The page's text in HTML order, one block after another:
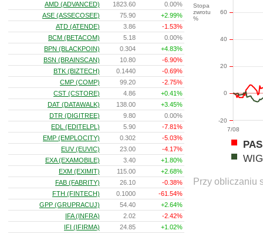
7/08
Stopa
zwrotu
%
-20
0
20
40
60
WIG
Przy obliczaniu
AMD (ADVANCED)
1823.60
0.00%
ASE (ASSECOSEE)
75.90
+2.99%
ATD (ATENDE)
3.86
-1.53%
BCM (BETACOM)
5.18
0.00%
BPN (BLACKPOIN)
0.304
+4.83%
BSN (BRAINSCAN)
10.80
-6.90%
BTK (BIZTECH)
0.1440
-0.69%
CMP (COMP)
99.20
-2.75%
CST (CSTORE)
4.86
+0.41%
DAT (DATAWALK)
138.00
+3.45%
DTR (DIGITREE)
9.80
0.00%
EDL (EDITELPL)
5.90
-7.81%
EMP (EMPLOCITY)
0.302
-5.03%
EUV (EUVIC)
23.00
-4.17%
EXA (EXAMOBILE)
3.40
+1.80%
EXM (EXIMIT)
115.00
+2.68%
FAB (FABRITY)
26.10
-0.38%
FTH (FINTECH)
0.1000
-61.54%
GPP (GRUPRACUJ)
54.40
+2.64%
IFA (INFRA)
2.02
-2.42%
IFI (IFIRMA)
24.85
+1.02%